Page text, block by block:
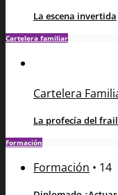
La escena invertida
Cartelera familiar
Cartelera
La profecía del
Formación
Formación • 14